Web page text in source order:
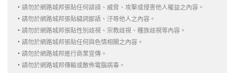
‧ 請勿於網路城邦張貼任何誹謗、威脅、攻擊或侵害他人權益之內容。
‧ 請勿於網路城邦張貼穢詞鄙語、汙辱他人之內容。
‧ 請勿於網路城邦張貼性別歧視、宗教歧視、種族歧視等內容。
‧ 請勿於網路城邦張貼任何與色情相關之內容。
‧ 請勿於網路城邦進行商業宣傳。
‧ 請勿於網路城邦傳輸或散佈電腦病毒。